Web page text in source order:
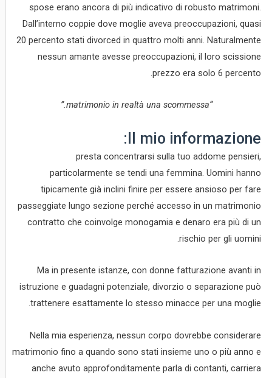
spose erano ancora di più indicativo di robusto matrimoni.
Dall’interno coppie dove moglie aveva preoccupazioni, quasi
20 percento stati divorced in quattro molti anni. Naturalmente
nessun amante avesse preoccupazioni, il loro scissione
prezzo era solo 6 percento.
“matrimonio in realtà una scommessa.”
Il mio informazione:
presta concentrarsi sulla tuo addome pensieri,
particolarmente se tendi una femmina. Uomini hanno
tipicamente già inclini finire per essere ansioso per fare
passeggiate lungo sezione perché accesso in un matrimonio
contratto che coinvolge monogamia e denaro era più di un
rischio per gli uomini.
Ma in presente istanze, con donne fatturazione avanti in
istruzione e guadagni potenziale, divorzio o separazione può
trattenere esattamente lo stesso minacce per una moglie.
Nella mia esperienza, nessun corpo dovrebbe considerare
matrimonio fino a quando sono stati insieme uno o più anno e
anche avuto approfonditamente parla di contanti, carriera